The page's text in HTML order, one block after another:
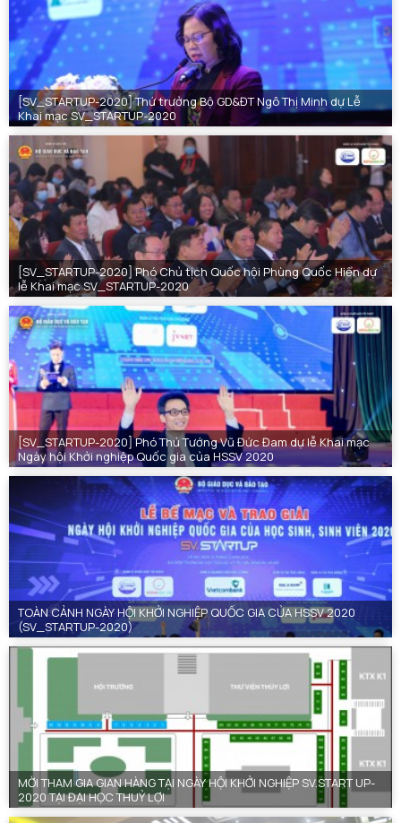
[SV_STARTUP-2020] Thứ trưởng Bộ GD&ĐT Ngô Thị Minh dự Lễ
Khai mạc SV_STARTUP-2020
[SV_STARTUP-2020] Phó Chủ tịch Quốc hội Phùng Quốc Hiển dự
lễ Khai mạc SV_STARTUP-2020
[SV_STARTUP-2020] Phó Thủ Tướng Vũ Đức Đam dự lễ Khai mạc
Ngày hội Khởi nghiệp Quốc gia của HSSV 2020
TOÀN CẢNH NGÀY HỘI KHỞI NGHIỆP QUỐC GIA CỦA HSSV 2020
(SV_STARTUP-2020)
MỜI THAM GIA GIAN HÀNG TẠI NGÀY HỘI KHỞI NGHIỆP SV.START UP-
2020 TẠI ĐẠI HỌC THUỶ LỢI